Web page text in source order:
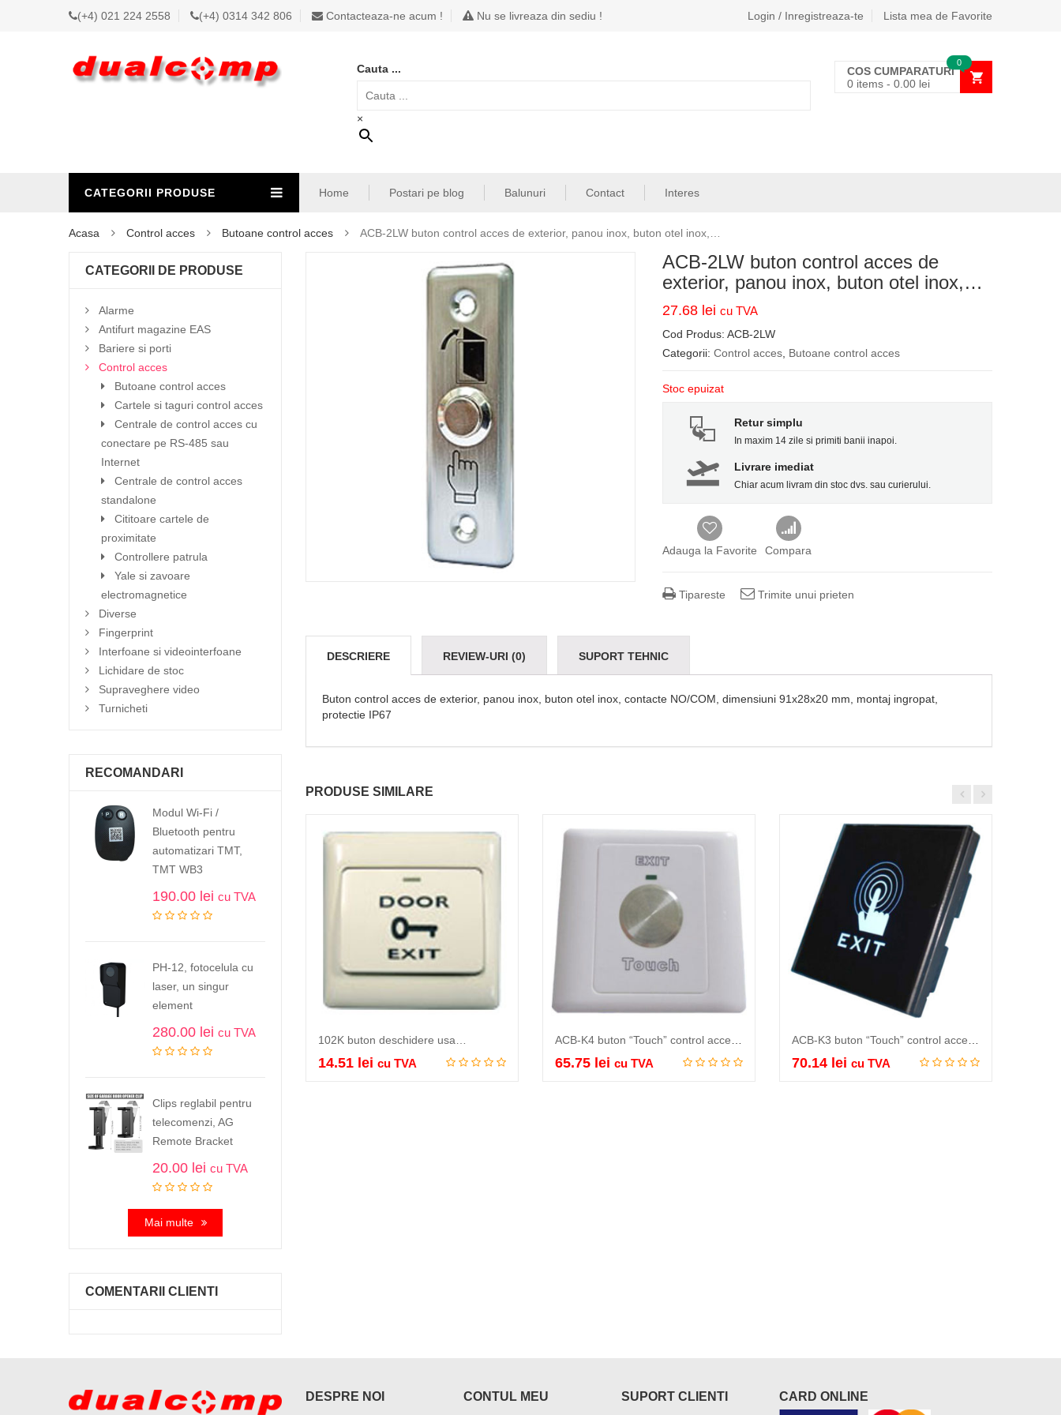
(+4) 021 224 2558 (+4) 0314 342 806 Contacteaza-ne acum ! Nu se livreaza din sediu ! Login / Inregistreaza-te Lista mea de Favorite
Cauta ...
×
COS CUMPARATURI
0 items - 0.00 lei
0
CATEGORII PRODUSE Home Postari pe blog Balunuri Contact Interes
Acasa Control acces Butoane control acces ACB-2LW buton control acces de exterior, panou inox, buton otel inox,…
ACB-2LW buton control acces de
exterior, panou inox, buton otel inox,…
27.68 lei cu TVA
Cod Produs:ACB-2LW
Categorii:Control acces Butoane control acces
Stoc epuizat
Retur simplu
In maxim 14 zile si primiti banii inapoi.
Livrare imediat
Chiar acum livram din stoc dvs. sau curierului.
Adauga la Favorite Compara
Tipareste Trimite unui prieten
DESCRIERE REVIEW-URI (0) SUPORT TEHNIC
Buton control acces de exterior, panou inox, buton otel inox, contacte NO/COM, dimensiuni 91x28x20 mm, montaj ingropat,
protectie IP67
PRODUSE SIMILARE
102K buton deschidere usa…
14.51 lei cu TVA 65.75 lei cu TVA 70.14 lei cu TVA
CATEGORII DE PRODUSE
Alarme
Antifurt magazine EAS
Bariere si porti
Control acces
Butoane control acces
Cartele si taguri control acces
Centrale de control acces cu
conectare pe RS-485 sau
Internet
Centrale de control acces
standalone
Cititoare cartele de
proximitate
Controllere patrula
Yale si zavoare
electromagnetice
Diverse
Fingerprint
Interfoane si videointerfoane
Lichidare de stoc
Supraveghere video
Turnicheti
RECOMANDARI
Modul Wi-Fi /
Bluetooth pentru
automatizari TMT,
TMT WB3
190.00 lei cu TVA
PH-12, fotocelula cu
laser, un singur
element
280.00 lei cu TVA
Clips reglabil pentru
telecomenzi, AG
Remote Bracket
20.00 lei cu TVA
Mai multe
COMENTARII CLIENTI
DESPRE NOI CONTUL MEU SUPORT CLIENTI CARD ONLINE